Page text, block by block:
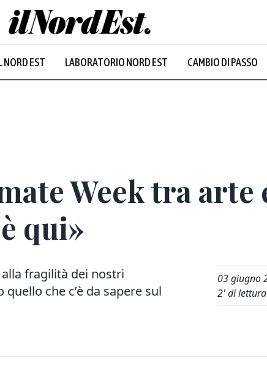
NORD EST LABORATORIO NORD EST CAMBIO DI PASSO
Week tra arte
qui»
fragilità dei nostri
che c’è da sapere sul
03 giugno
2' di lettura